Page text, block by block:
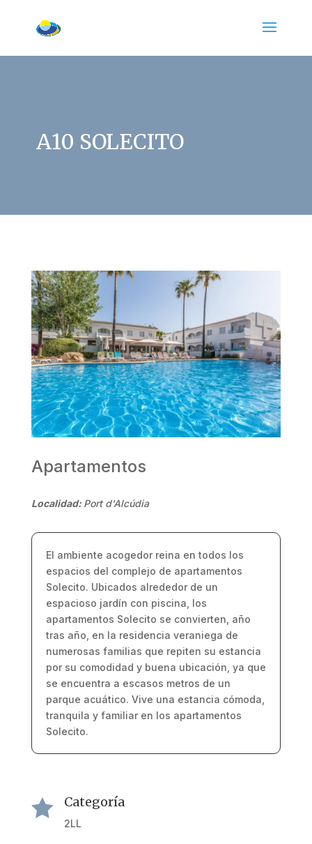
A10 SOLECITO
Apartamentos
Localidad: Port d'Alcúdia
El ambiente acogedor reina en todos los
espacios del complejo de apartamentos
Solecito. Ubicados alrededor de un
espacioso jardín con piscina, los
apartamentos Solecito se convierten, año
tras año, en la residencia veraniega de
numerosas familias que repiten su estancia
por su comodidad y buena ubicación, ya que
se encuentra a escasos metros de un
parque acuático. Vive una estancia cómoda,
tranquila y familiar en los apartamentos
Solecito.
 Categoría
2LL